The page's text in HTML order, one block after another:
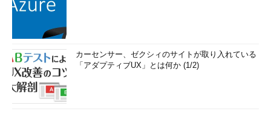
カーセンサー、ゼクシィのサイトが取り入れている
「アダプティブUX」とは何か (1/2)